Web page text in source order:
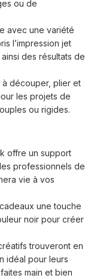
ou de
avec une variété
l’impression jet
des résultats de
à découper, plier et
les projets de
ou rigides.
offre un support
professionnels de
vie à vos
une touche
noir pour créer
trouveront en
idéal pour leurs
main et bien